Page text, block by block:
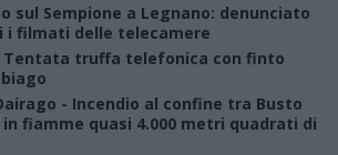
sul Sempione a Legnano: denunciato
i filmati delle telecamere
Tentata truffa telefonica con finto
- Incendio al confine tra Busto
fiamme quasi 4.000 metri quadrati di